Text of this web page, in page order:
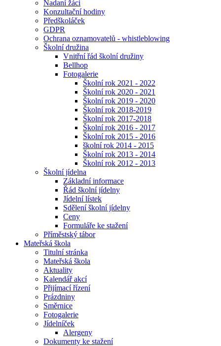
Nadaní žáci
Konzultační hodiny
Předškoláček
GDPR
Ochrana oznamovatelů - whistleblowing
Školní družina
Vnitřní řád školní družiny
Bellhop
Fotogalerie
Školní rok 2021 - 2022
Školní rok 2020 - 2021
Školní rok 2019 - 2020
Školní rok 2018-2019
Školní rok 2017-2018
Školní rok 2016 - 2017
Školní rok 2015 - 2016
školní rok 2014 - 2015
Školní rok 2013 - 2014
Školní rok 2012 - 2013
Školní jídelna
Základní informace
Řád školní jídelny
Jídelní lístek
Sdělení školní jídelny
Ceny
Formuláře ke stažení
Příměstský tábor
Mateřská škola
Titulní stránka
Mateřská škola
Aktuality
Kalendář akcí
Přijímací řízení
Prázdniny
Směrnice
Fotogalerie
Jídelníček
Alergeny
Dokumenty ke stažení